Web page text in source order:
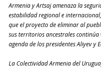
Armenia y Artsaj amenaza la
estabilidad regional e
que el proyecto de eliminar al
sus territorios ancestrales continúa
agenda de los presidentes Aliyev y
La Colectividad Armenia del